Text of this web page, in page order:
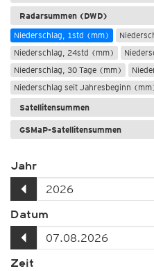
Radarsummen (DWD)
Niederschlag, 1std (mm)
Niederschlag, 24std (mm)
Niederschlag, 30 Tage (mm)
Niederschlag seit Jahresbeginn
Satellitensummen
GSMaP-Satellitensummen
Jahr
Datum
Zeit